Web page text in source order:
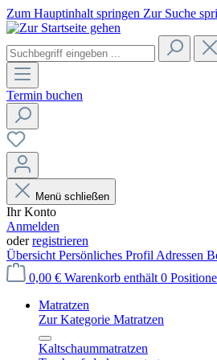
Zum Hauptinhalt springen Zur Suche
Termin buchen
Menü schließen
Ihr Konto
Anmelden
oderregistrieren
Übersicht Persönliches Profil Adressen
0,00 € Warenkorb enthält 0
Matratzen
Zur Kategorie Matratzen
Kaltschaummatratzen